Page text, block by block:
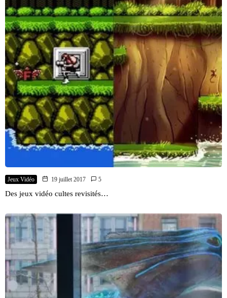
Jeux Vidéo 19 juillet 2017 5
Des jeux vidéo cultes revisités…